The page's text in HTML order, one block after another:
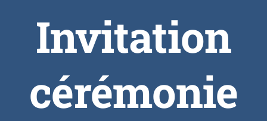
Invitation
cérémonie